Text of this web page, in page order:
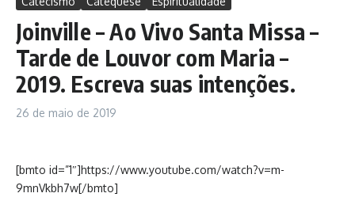
Joinville – Ao Vivo Santa Missa –
Tarde de Louvor com Maria –
2019. Escreva suas intenções.
26 de maio de 2019
[bmto id=”1″]https://www.youtube.com/watch?v=m-
9mnVkbh7w[/bmto]